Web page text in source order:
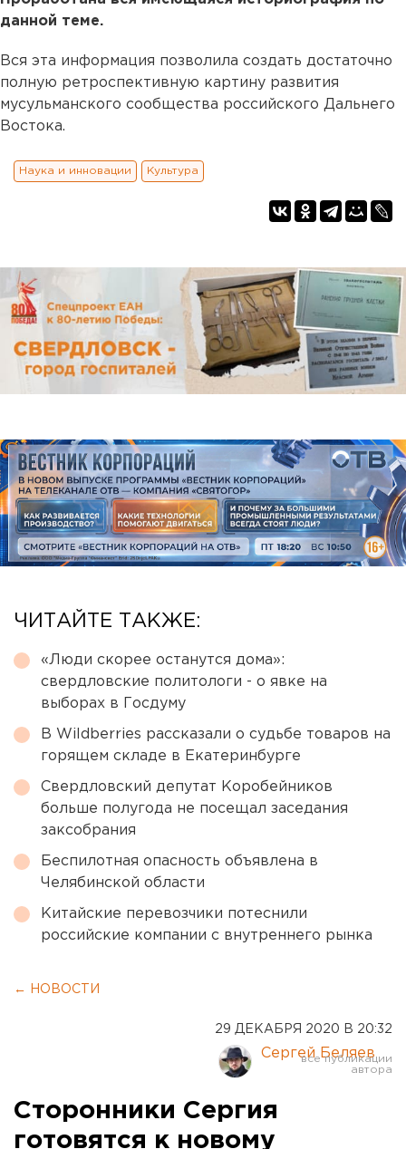
данной теме.
Вся эта информация позволила создать достаточно
полную ретроспективную картину развития
мусульманского сообщества российского Дальнего
Востока.
Наука и инновации Культура
ЧИТАЙТЕ ТАКЖЕ:
«Люди скорее останутся дома»:
свердловские политологи - о явке на
выборах в Госдуму
В Wildberries рассказали о судьбе товаров на
горящем складе в Екатеринбурге
Свердловский депутат Коробейников
больше полугода не посещал заседания
заксобрания
Беспилотная опасность объявлена в
Челябинской области
Китайские перевозчики потеснили
российские компании с внутреннего рынка
← НОВОСТИ
29 ДЕКАБРЯ 2020 В 20:32
Сергей Беляев
Сторонники Сергия
готовятся к новому